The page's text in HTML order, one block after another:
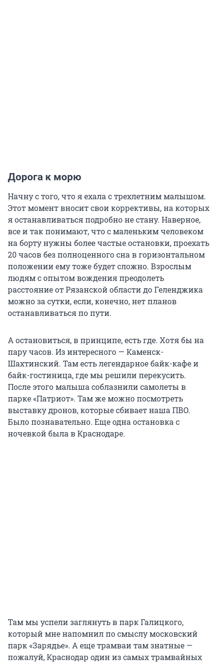
Дорога к морю
Начну с того, что я ехала с трехлетним малышом.
Этот момент вносит свои коррективы, на которых
я останавливаться подробно не стану. Наверное,
все и так понимают, что с маленьким человеком
на борту нужны более частые остановки, проехать
20 часов без полноценного сна в горизонтальном
положении ему тоже будет сложно. Взрослым
людям с опытом вождения преодолеть
расстояние от Рязанской области до Геленджика
можно за сутки, если, конечно, нет планов
останавливаться по пути.
А остановиться, в принципе, есть где. Хотя бы на
пару часов. Из интересного — Каменск-
Шахтинский. Там есть легендарное байк-кафе и
байк-гостиница, где мы решили перекусить.
После этого малыша соблазнили самолеты в
парке «Патриот». Там же можно посмотреть
выставку дронов, которые сбивает наша ПВО.
Было познавательно. Еще одна остановка с
ночевкой была в Краснодаре.
Там мы успели заглянуть в парк Галицкого,
который мне напомнил по смыслу московский
парк «Зарядье». А еще трамваи там знатные —
пожалуй, Краснодар один из самых трамвайных